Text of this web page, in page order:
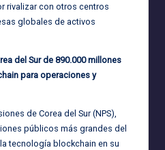
rivalizar con otros centros
globales de activos
del Sur de 890.000 millones
para operaciones y
de Corea del Sur (NPS),
públicos más grandes del
tecnología blockchain en su